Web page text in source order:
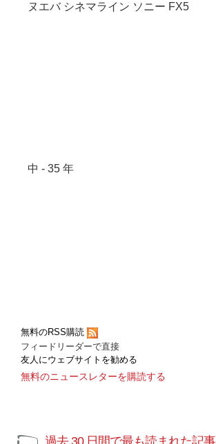
ヌエバ シネマライン ソニー FX5
中 - 35 年
無料のRSS購読
フィードリーダーで直接
友人にウェブサイトを勧める
無料のニュースレターを購読する
過去 30 日間で最も読まれた記事